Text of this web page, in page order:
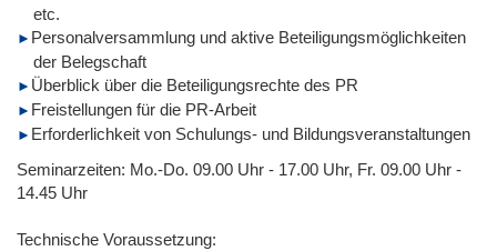
etc.
Personalversammlung und aktive Beteiligungsmöglichkeiten
der Belegschaft
Überblick über die Beteiligungsrechte des PR
Freistellungen für die PR-Arbeit
Erforderlichkeit von Schulungs- und Bildungsveranstaltungen
Seminarzeiten: Mo.-Do. 09.00 Uhr - 17.00 Uhr, Fr. 09.00 Uhr -
14.45 Uhr
Technische Voraussetzung: